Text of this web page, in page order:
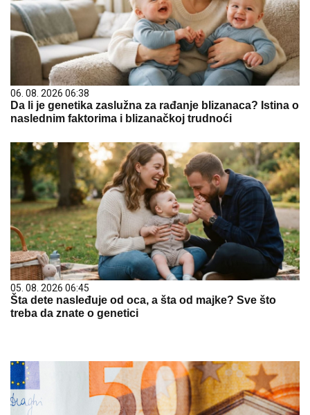
06. 08. 2026 06:38
Da li je genetika zaslužna za rađanje blizanaca? Istina o
naslednim faktorima i blizanačkoj trudnoći
05. 08. 2026 06:45
Šta dete nasleđuje od oca, a šta od majke? Sve što
treba da znate o genetici